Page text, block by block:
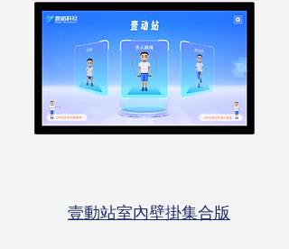
壹動站室內壁掛集合版